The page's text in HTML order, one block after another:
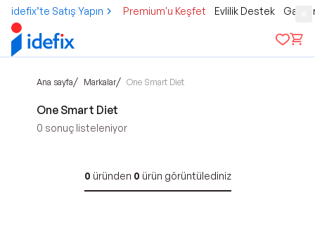
idefix’te Satış Yapın Premium'u Keşfet Evlilik Destek
Ana sayfa/ Markalar/ One Smart Diet
One Smart Diet
0 sonuç listeleniyor
0 üründen 0 ürün görüntülediniz